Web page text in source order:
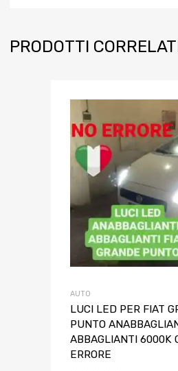
PRODOTTI
AUTO
LUCI LED PER FIAT
PUNTO
ABBAGLIANTI 6000K
ERRORE